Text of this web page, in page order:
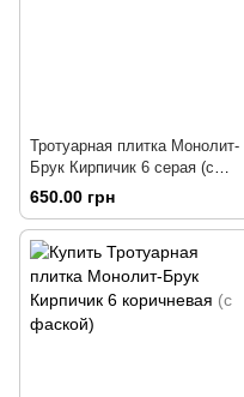
Тротуарная плитка Монолит-
Брук Кирпичик 6 серая (с
фаской)
650.00 грн